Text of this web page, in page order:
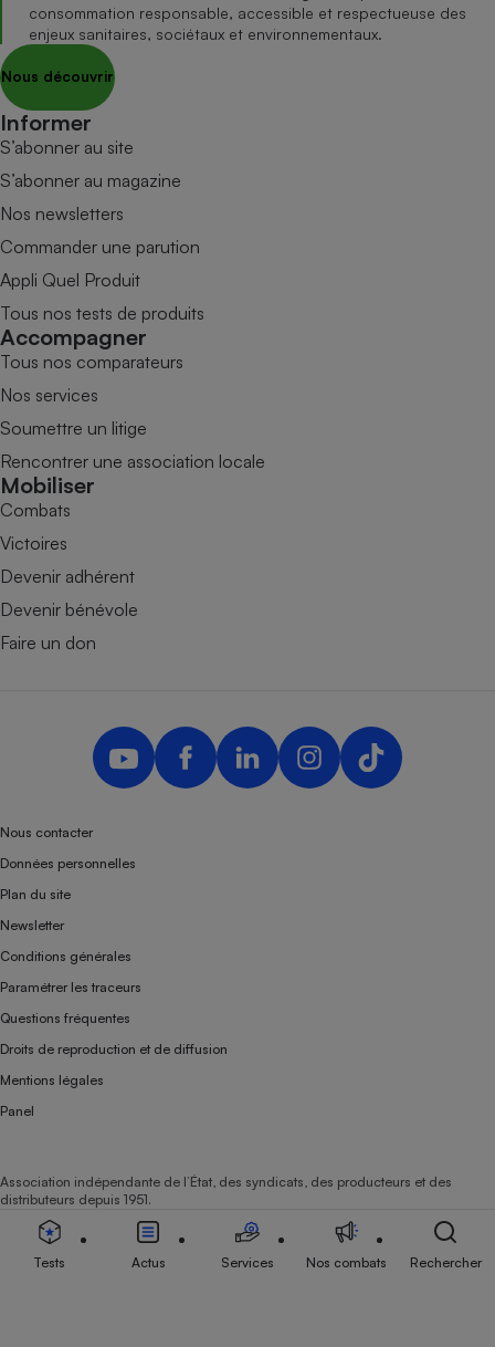
consommation responsable, accessible et respectueuse des
enjeux sanitaires, sociétaux et environnementaux.
Nous découvrir
Informer
S’abonner au site
S’abonner au magazine
Nos newsletters
Commander une parution
Appli Quel Produit
Tous nos tests de produits
Accompagner
Tous nos comparateurs
Nos services
Soumettre un litige
Rencontrer une association locale
Mobiliser
Combats
Victoires
Devenir adhérent
Devenir bénévole
Faire un don
Nous contacter
Données personnelles
Plan du site
Newsletter
Conditions générales
Paramétrer les traceurs
Questions fréquentes
Droits de reproduction et de diffusion
Mentions légales
Panel
Association indépendante de l’État, des syndicats, des producteurs et des
distributeurs depuis 1951.
Tests Actus Services Nos combats Rechercher